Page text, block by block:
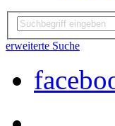
erweiterte Suche